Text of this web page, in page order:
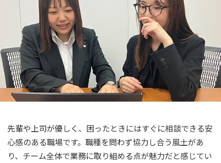
先輩や上司が優しく、困ったときにはすぐに相談できる安
心感のある職場です。職種を問わず協力し合う風土があ
り、チーム全体で業務に取り組める点が魅力だと感じてい